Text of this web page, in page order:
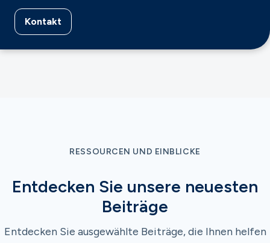
Kontakt
RESSOURCEN UND EINBLICKE
Entdecken Sie unsere neuesten
Beiträge
Entdecken Sie ausgewählte Beiträge, die Ihnen helfen